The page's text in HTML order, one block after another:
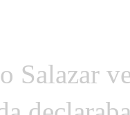
Salazar